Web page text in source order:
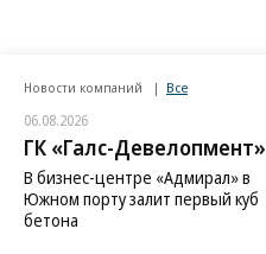
Новости компаний Все
06.08.2026
ГК «Галс-Девелопмент»
В бизнес-центре «Адмирал» в
Южном порту залит первый куб
бетона